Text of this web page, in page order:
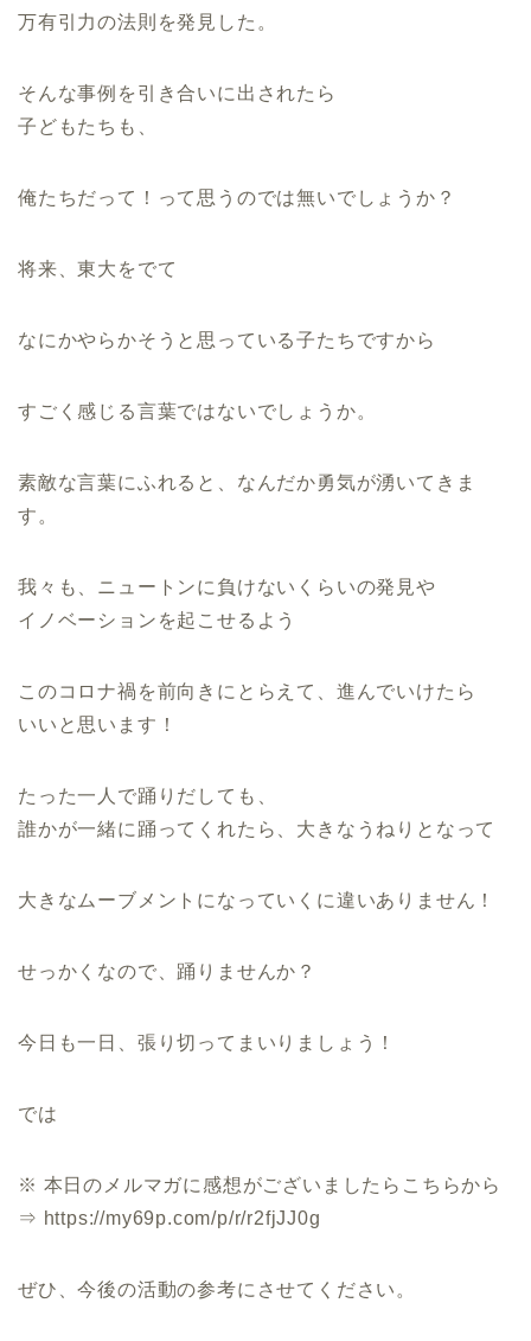
万有引力の法則を発見した。
そんな事例を引き合いに出されたら
子どもたちも、
俺たちだって！って思うのでは無いでしょうか？
将来、東大をでて
なにかやらかそうと思っている子たちですから
すごく感じる言葉ではないでしょうか。
素敵な言葉にふれると、なんだか勇気が湧いてきま
す。
我々も、ニュートンに負けないくらいの発見や
イノベーションを起こせるよう
このコロナ禍を前向きにとらえて、進んでいけたら
いいと思います！
たった一人で踊りだしても、
誰かが一緒に踊ってくれたら、大きなうねりとなって
大きなムーブメントになっていくに違いありません！
せっかくなので、踊りませんか？
今日も一日、張り切ってまいりましょう！
では
※ 本日のメルマガに感想がございましたらこちらから
⇒ https://my69p.com/p/r/r2fjJJ0g
ぜひ、今後の活動の参考にさせてください。